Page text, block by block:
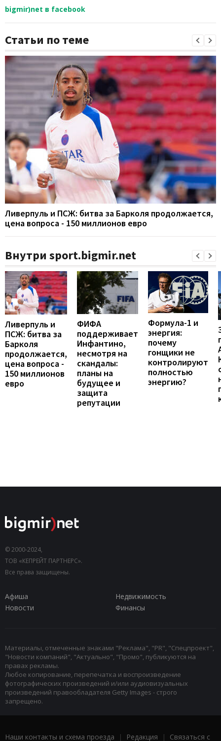
bigmir)net в facebook
Статьи по теме
Ливерпуль и ПСЖ: битва за Барколя продолжается,
цена вопроса - 150 миллионов евро
Внутри sport.bigmir.net
Ливерпуль и
ПСЖ: битва за
Барколя
продолжается,
цена вопроса -
150 миллионов
евро
ФИФА
поддерживает
Инфантино,
несмотря на
скандалы:
планы на
будущее и
защита
репутации
Формула-1 и
энергия:
почему
гонщики не
контролируют
полностью
энергию?
© 2000-2024,
ТОВ «КЕПРЕЙТ ПАРТНЕРС».
Все права защищены.
Афиша
Недвижимость
Новости
Финансы
Материалы, отмеченные знаками "Реклама", "PR", "Спецпроект",
"Новости компаний", "Актуально", "Промо", публикуются на
правах рекламы.
Любое копирование, перепечатка и воспроизведение
фотографических произведений и/или аудиовизуальных
произведений правообладателя Getty Images - строго
запрещено.
Наши контакты и схема проезда | Редакция | Связаться с